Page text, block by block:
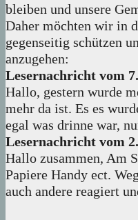
bleiben und unsere
Daher möchten wir in
gegenseitig schützen
anzugehen:
Lesernachricht vom
Hallo, gestern wurde
mehr da ist. Es es
egal was drinne war,
Lesernachricht vom
Hallo zusammen, Am
Papiere Handy ect.
auch andere reagiert